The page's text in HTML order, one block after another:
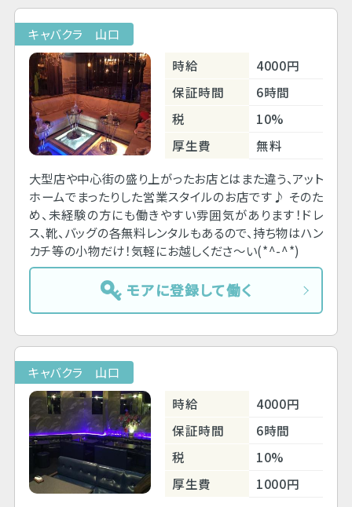
キャバクラ 山口
時給
4000円
保証時間
6時間
税
10%
厚生費
無料
大型店や中心街の盛り上がったお店とはまた違う、アット
ホームでまったりした営業スタイルのお店です♪ そのた
め、未経験の方にも働きやすい雰囲気があります！ドレ
ス、靴、バッグの各無料レンタルもあるので、持ち物はハン
カチ等の小物だけ！気軽にお越しくださ～い(*^-^*)
モアに登録して働く
キャバクラ 山口
時給
4000円
保証時間
6時間
税
10%
厚生費
1000円